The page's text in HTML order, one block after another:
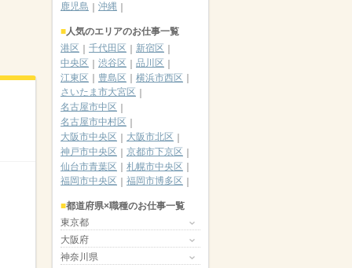
鹿児島
沖縄
人気のエリアのお仕事一覧
港区
千代田区
新宿区
中央区
渋谷区
品川区
江東区
豊島区
横浜市西区
さいたま市大宮区
名古屋市中区
名古屋市中村区
大阪市中央区
大阪市北区
神戸市中央区
京都市下京区
仙台市青葉区
札幌市中央区
福岡市中央区
福岡市博多区
都道府県×職種のお仕事一覧
東京都
大阪府
神奈川県